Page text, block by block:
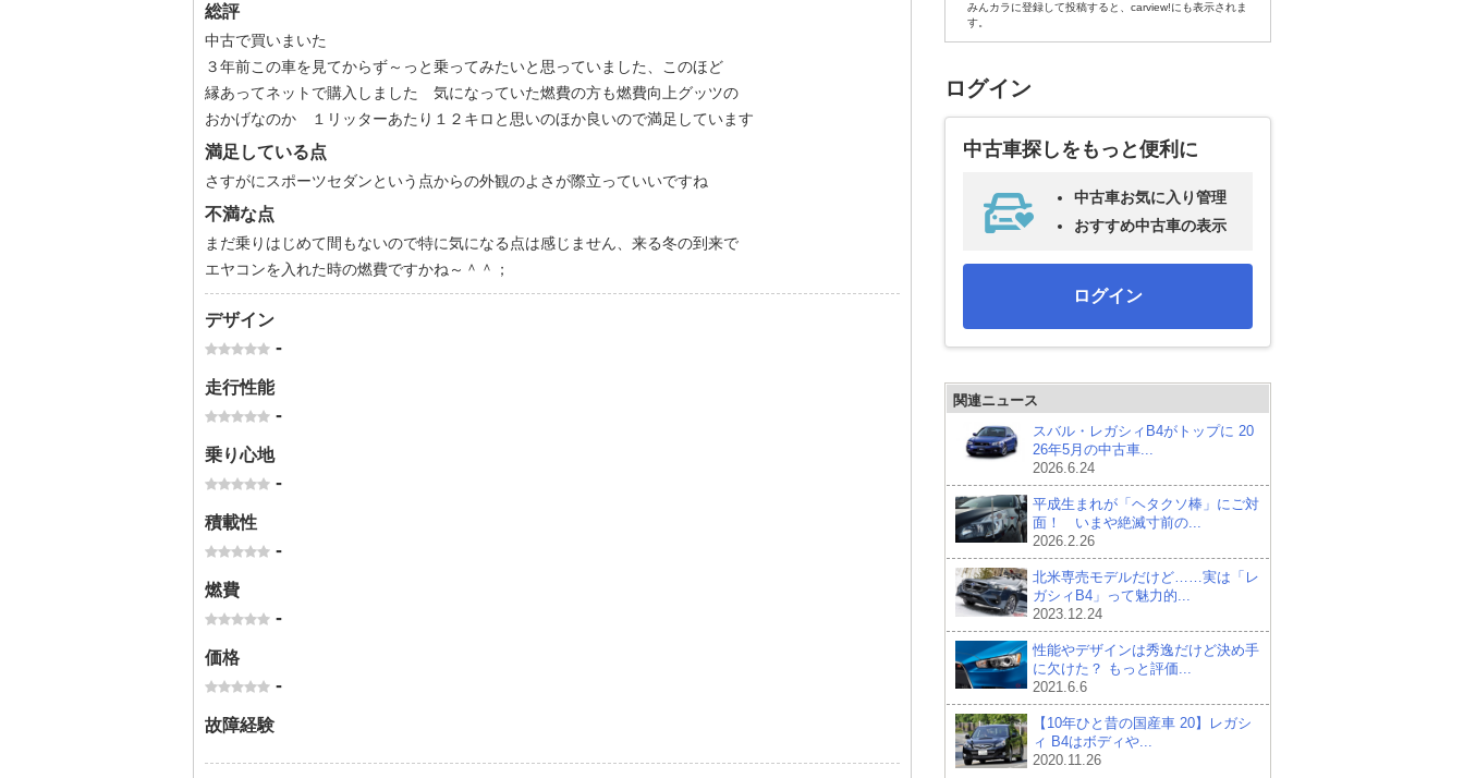
総評
中古で買いまいた
３年前この車を見てからず～っと乗ってみたいと思っていました、このほど
縁あってネットで購入しました 気になっていた燃費の方も燃費向上グッツの
おかげなのか １リッターあたり１２キロと思いのほか良いので満足しています
満足している点
さすがにスポーツセダンという点からの外観のよさが際立っていいですね
不満な点
まだ乗りはじめて間もないので特に気になる点は感じません、来る冬の到来で
エヤコンを入れた時の燃費ですかね～＾＾；
デザイン
-
走行性能
-
乗り心地
-
積載性
-
燃費
-
価格
-
故障経験
みんカラに登録して投稿すると、carview!にも表示されま
す。
ログイン
中古車探しをもっと便利に
中古車お気に入り管理
おすすめ中古車の表示
ログイン
関連ニュース
スバル・レガシィB4がトップに 20
26年5月の中古車...
2026.6.24
平成生まれが「ヘタクソ棒」にご対
面！ いまや絶滅寸前の...
2026.2.26
北米専売モデルだけど……実は「レ
ガシィB4」って魅力的...
2023.12.24
性能やデザインは秀逸だけど決め手
に欠けた？ もっと評価...
2021.6.6
【10年ひと昔の国産車 20】レガシ
ィ B4はボディや...
2020.11.26